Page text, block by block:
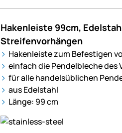
Hakenleiste 99cm,
Streifenvorhängen
Hakenleiste zum Befestigen
einfach die Pendelbleche des
für alle handelsüblichen
aus Edelstahl
Länge: 99 cm